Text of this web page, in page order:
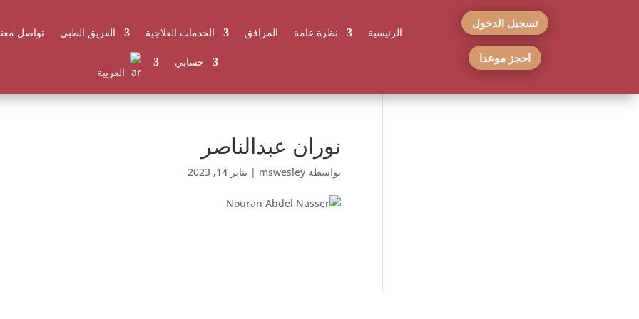
الرئيسية نظرة عامة المرافق الخدمات العلاجية الفريق الطبي تواصل
حسابي
العربية
تسجيل الدخول
احجز موعدا
نوران عبدالناصر
بواسطة mswesley
| يناير 14, 2023